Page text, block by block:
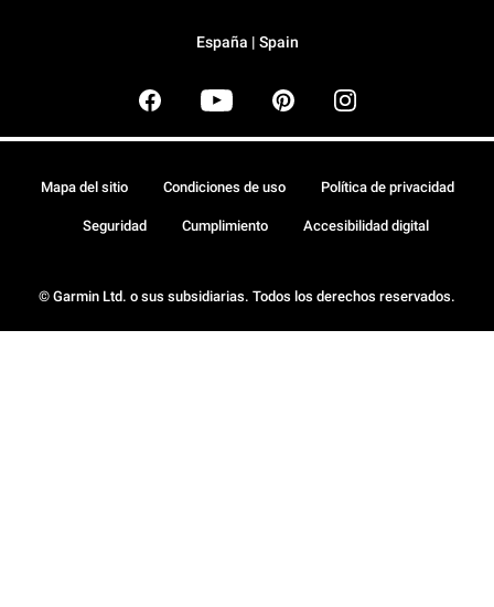
España | Spain
© Garmin Ltd. o sus subsidiarias. Todos los derechos reservados.
Mapa del sitio Condiciones de uso Política de privacidad
Seguridad Cumplimiento Accesibilidad digital